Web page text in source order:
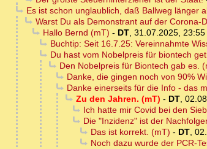
Es ist schon unglaublich, daß Ballweg länger
Warst Du als Demonstrant auf der Corona-
Hallo Bernd (mT) - DT, 31.07.2025, 23:55
Buchtip: Seit 16.7.25: Vereinnahmte
Du hast vom Nobelpreis für biontech
Den Nobelpreis für Biontech gab es.
Danke, die gingen noch von 90%
Danke einerseits für die Info - das
Zu den Jahren. (mT) - DT,
Ich hatte mir Covid bei den
Die "Inzidenz" ist der
Das ist korrekt. (mT) - DT,
Noch dazu wurde der PCR-